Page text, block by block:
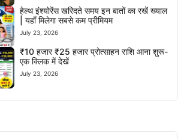
हेल्थ इंश्योरेंस खरिदते समय इन बातों का रखें ख्याल
| यहाँ मिलेगा सबसे कम प्रीमियम
July 23, 2026
₹10 हजार ₹25 हजार प्रोत्साहन राशि आना शुरू-
एक क्लिक में देखें
July 23, 2026